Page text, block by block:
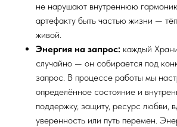
не нарушают внутреннюю
артефакту быть частью жизни —
живой.
Энергия на запрос: каждый
случайно — он собирается под
запрос. В процессе работы мы
определённое состояние и
поддержку, защиту, ресурс любви,
уверенность или путь перемен.